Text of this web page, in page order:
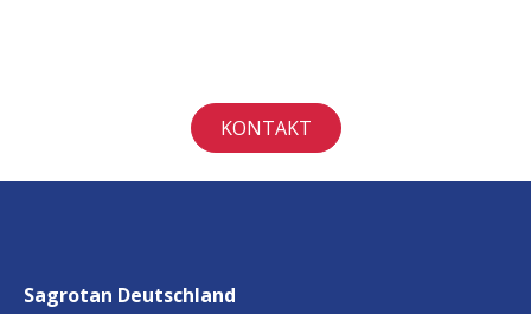
KONTAKT
Sagrotan Deutschland